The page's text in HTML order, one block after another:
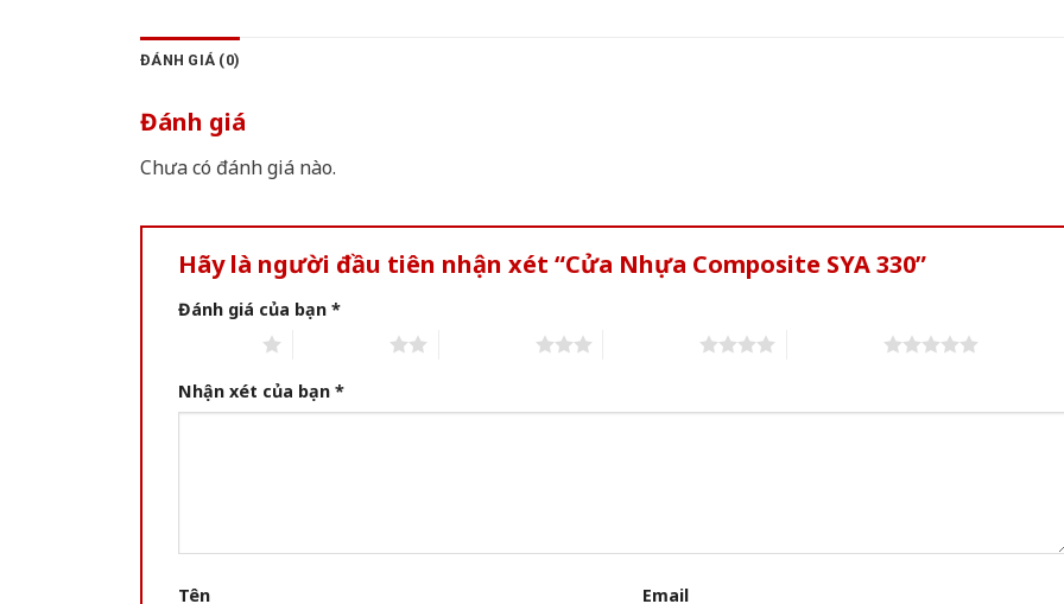
ĐÁNH GIÁ (0)
Đánh giá
Chưa có đánh giá nào.
Hãy là người đầu tiên nhận xét “Cửa Nhựa Composite SYA 330”
Đánh giá của bạn *
Nhận xét của bạn *
Tên Email